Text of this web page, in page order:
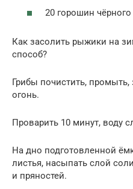
20 горошин чёрного
Как засолить рыжики на
способ?
Грибы почистить,
огонь.
Проварить 10 минут, воду
На дно подготовленной
листья, насыпать слой
и пряностей.